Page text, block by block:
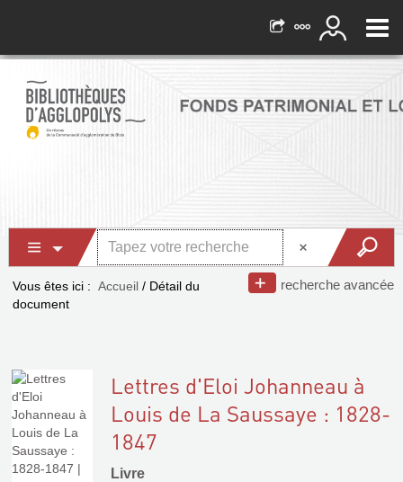
recherche avancée
Vous êtes ici : Accueil / Détail du
document
Lettres d'Eloi Johanneau à
Louis de La Saussaye : 1828-
1847
Livre